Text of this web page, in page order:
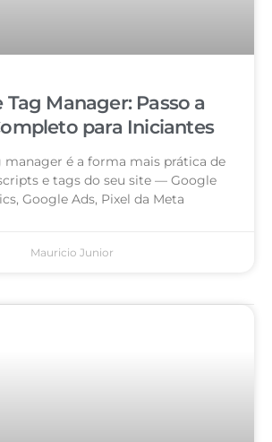
Tag Manager: Passo a
para Iniciantes
é a forma mais prática de
e tags do seu site — Google
Google Ads, Pixel da Meta
Mauricio Junior